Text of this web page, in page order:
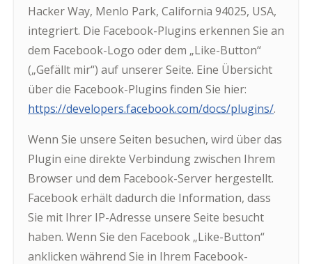
Hacker Way, Menlo Park, California 94025, USA,
integriert. Die Facebook-Plugins erkennen Sie an
dem Facebook-Logo oder dem „Like-Button“
(„Gefällt mir“) auf unserer Seite. Eine Übersicht
über die Facebook-Plugins finden Sie hier:
https://developers.facebook.com/docs/plugins/.
Wenn Sie unsere Seiten besuchen, wird über das
Plugin eine direkte Verbindung zwischen Ihrem
Browser und dem Facebook-Server hergestellt.
Facebook erhält dadurch die Information, dass
Sie mit Ihrer IP-Adresse unsere Seite besucht
haben. Wenn Sie den Facebook „Like-Button“
anklicken während Sie in Ihrem Facebook-